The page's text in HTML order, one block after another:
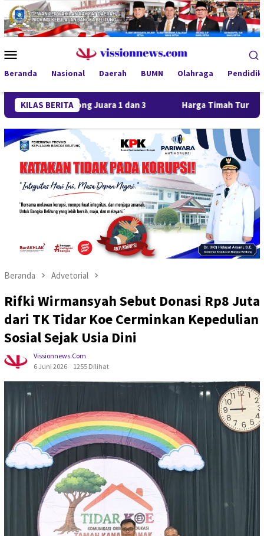
Loncat
ke
konten
Mobile
Beranda Nasional Daerah BUMN Olahraga
KILAS BERITA
Juara 1 dan 3 Harga Timah Turun, Aktivitas
Beranda Advetorial
Rifki Wirmansyah Sebut Donasi Rp8 Juta
dari TK Tidar Koe Cerminkan Kepedulian
Sosial Sejak Usia Dini
Vissionnews.com
6 Juni 2026
1255 Dilihat